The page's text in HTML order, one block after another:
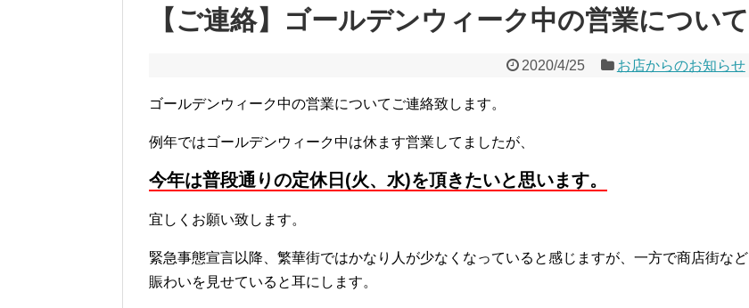
【ご連絡】ゴールデンウィーク中の営業について
2020/4/25 お店からのお知らせ
ゴールデンウィーク中の営業についてご連絡致します。
例年ではゴールデンウィーク中は休ます営業してましたが、
今年は普段通りの定休日(火、水)を頂きたいと思います。
宜しくお願い致します。
緊急事態宣言以降、繁華街ではかなり人が少なくなっていると感じますが、一方で商店街など
賑わいを見せていると耳にします。